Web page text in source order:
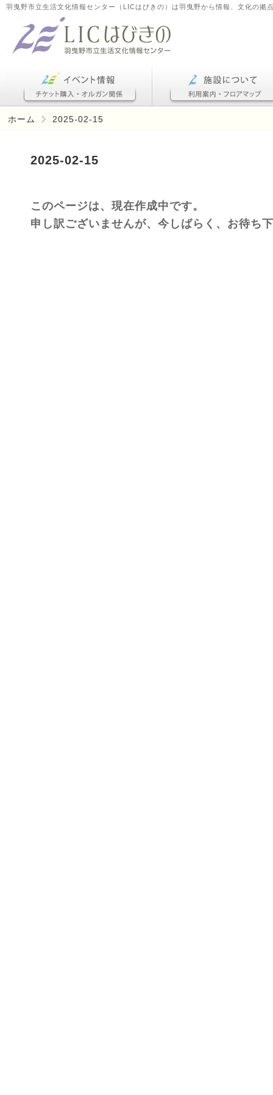
羽曳野市立生活文化情報センター（LICはびきの）は羽曳野から情報、文化の拠
ホーム 2025-02-15
2025-02-15
このページは、現在作成中です。
申し訳ございませんが、今しばらく、お待ち